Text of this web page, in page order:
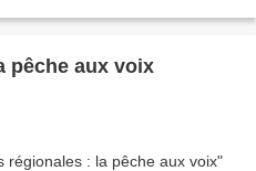
pêche aux voix